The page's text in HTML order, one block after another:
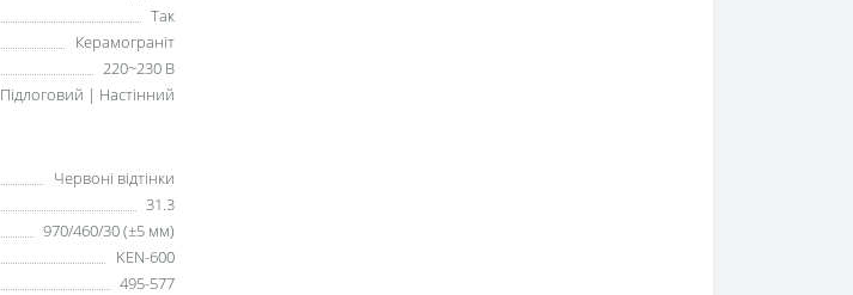
Так
Керамограніт
220~230 В
Підлоговий | Настінний
Червоні відтінки
31.3
970/460/30 (±5 мм)
KEN-600
495-577